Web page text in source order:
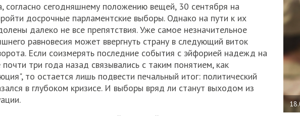
согласно сегодняшнему положению вещей, 30 сентября на
досрочные парламентские выборы. Однако на пути к их
далеко не все препятствия. Уже самое незначительное
равновесия может ввергнуть страну в следующий виток
Если соизмерять последние события с эйфорией надежд на
три года назад связывались с таким понятием, как
то остается лишь подвести печальный итог: политический
в глубоком кризисе. И выборы вряд ли станут выходом из
ДО
ЄС
-